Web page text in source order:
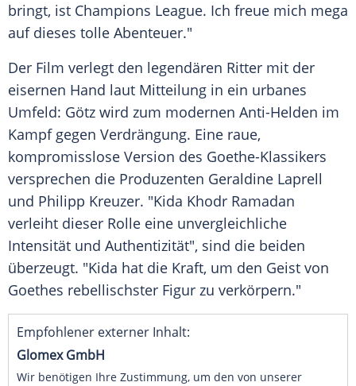
bringt, ist Champions League. Ich freue mich mega
auf dieses tolle Abenteuer."
Der Film verlegt den legendären Ritter mit der
eisernen Hand laut Mitteilung in ein urbanes
Umfeld: Götz wird zum modernen Anti-Helden im
Kampf gegen Verdrängung. Eine raue,
kompromisslose Version des Goethe-Klassikers
versprechen die Produzenten Geraldine Laprell
und Philipp Kreuzer. "Kida Khodr Ramadan
verleiht dieser Rolle eine unvergleichliche
Intensität und Authentizität", sind die beiden
überzeugt. "Kida hat die Kraft, um den Geist von
Goethes rebellischster Figur zu verkörpern."
Empfohlener externer Inhalt:
Glomex GmbH
Wir benötigen Ihre Zustimmung, um den von unserer